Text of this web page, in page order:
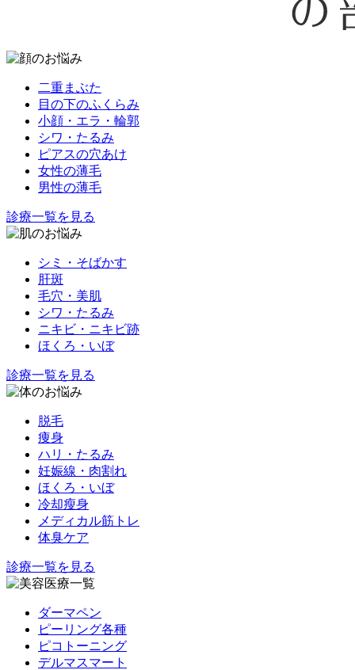
二重まぶた
目の下のふくらみ
小顔・エラ・輪郭
シワ・たるみ
ピアスの穴あけ
女性の薄毛
男性の薄毛
診療一覧を見る
シミ・そばかす
肝斑
毛穴・美肌
シワ・たるみ
ニキビ・ニキビ跡
ほくろ・いぼ
診療一覧を見る
脱毛
痩身
ハリ・たるみ
妊娠線・肉割れ
ほくろ・いぼ
冷却瘦身
メディカル筋トレ
体臭ケア
診療一覧を見る
ダーマペン
ピーリング各種
ピコトーニング
デルマスマート